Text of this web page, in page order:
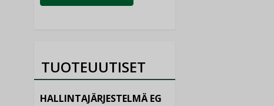
TUOTEUUTISET
HALLINTAJÄRJESTELMÄ EG